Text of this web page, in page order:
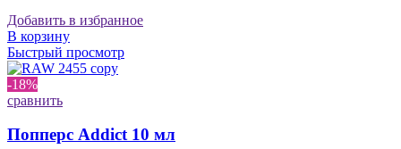
Добавить в избранное
В корзину
Быстрый просмотр
-18%
сравнить
Попперс Addict 10 мл